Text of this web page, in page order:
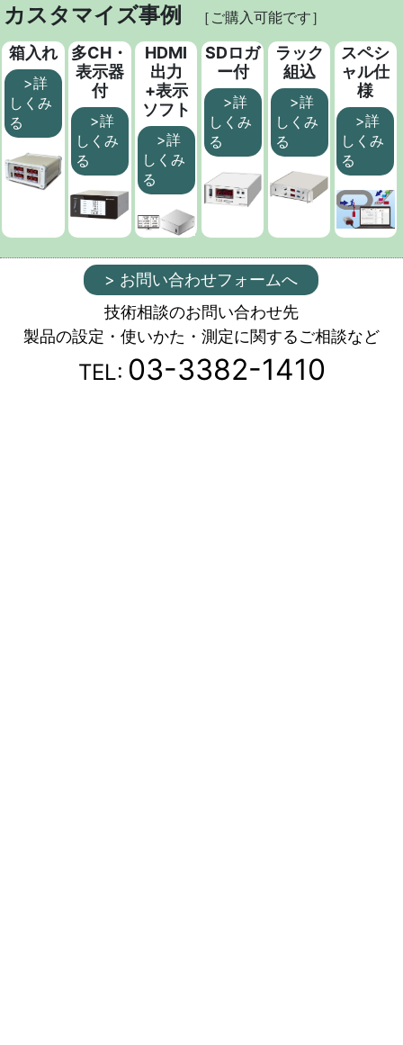
カスタマイズ事例 ［ご購入可能です］
箱入れ
>詳
しくみ
る
多CH・
表示器
付
>詳
しくみ
る
HDMI
出力
+表示
ソフト
>詳
しくみ
る
SDロガ
ー付
>詳
しくみ
る
ラック
組込
>詳
しくみ
る
スペシ
ャル仕
様
>詳
しくみ
る
> お問い合わせフォームへ
技術相談のお問い合わせ先
製品の設定・使いかた・測定に関するご相談など
TEL: 03-3382-1410